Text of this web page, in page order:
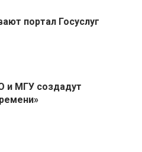
портал Госуслуг
МГУ создадут